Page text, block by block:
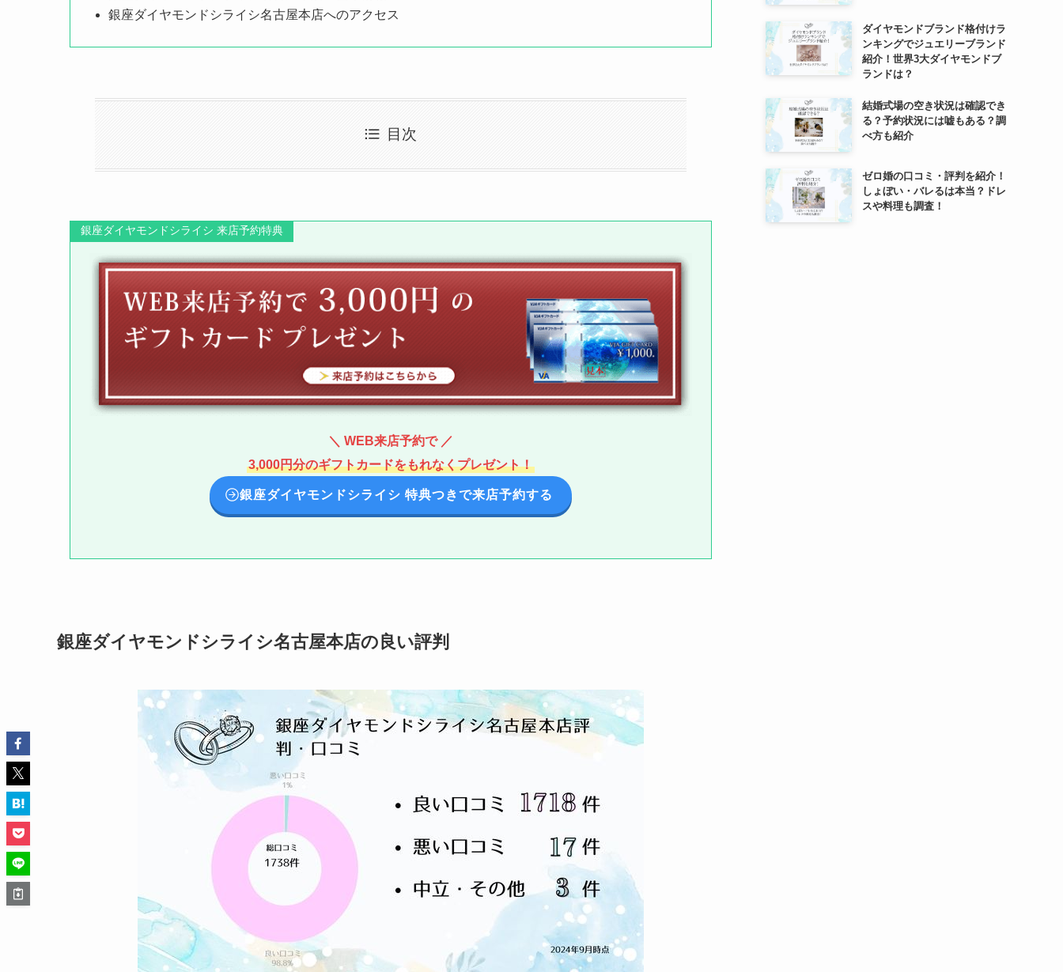
銀座ダイヤモンドシライシ名古屋本店へのアクセス
目次
銀座ダイヤモンドシライシ 来店予約特典
＼ WEB来店予約で ／
3,000円分のギフトカードをもれなくプレゼント！
銀座ダイヤモンドシライシ 特典つきで来店予約する
銀座ダイヤモンドシライシ名古屋本店の良い評判
ダイヤモンドブランド格付けラ
ンキングでジュエリーブランド
紹介！世界3大ダイヤモンドブ
ランドは？
結婚式場の空き状況は確認でき
る？予約状況には嘘もある？調
べ方も紹介
ゼロ婚の口コミ・評判を紹介！
しょぼい・バレるは本当？ドレ
スや料理も調査！